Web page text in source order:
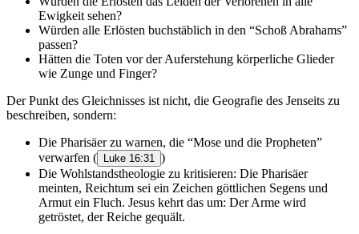
Ewigkeit sehen?
Würden alle Erlösten buchstäblich in den “Schoß Abrahams”
passen?
Hätten die Toten vor der Auferstehung körperliche Glieder
wie Zunge und Finger?
Der Punkt des Gleichnisses ist nicht, die Geografie des Jenseits zu
beschreiben, sondern:
Die Pharisäer zu warnen, die “Mose und die Propheten”
verwarfen (
Luke 16:31 )
Die Wohlstandstheologie zu kritisieren: Die Pharisäer
meinten, Reichtum sei ein Zeichen göttlichen Segens und
Armut ein Fluch. Jesus kehrt das um: Der Arme wird
getröstet, der Reiche gequält.